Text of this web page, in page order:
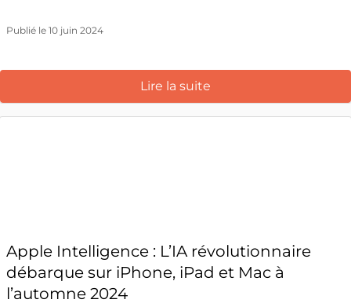
Publié le 10 juin 2024
Lire la suite
Apple Intelligence : L’IA révolutionnaire
débarque sur iPhone, iPad et Mac à
l’automne 2024